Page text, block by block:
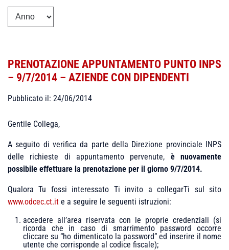
PRENOTAZIONE APPUNTAMENTO PUNTO INPS
– 9/7/2014 – AZIENDE CON DIPENDENTI
Pubblicato il: 24/06/2014
Gentile Collega,
A seguito di verifica da parte della Direzione provinciale INPS
delle richieste di appuntamento pervenute, è nuovamente
possibile effettuare la prenotazione per il giorno 9/7/2014.
Qualora Tu fossi interessato Ti invito a collegarTi sul sito
www.odcec.ct.it e a seguire le seguenti istruzioni:
accedere all’area riservata con le proprie credenziali (si
ricorda che in caso di smarrimento password occorre
cliccare su “ho dimenticato la password” ed inserire il nome
utente che corrisponde al codice fiscale);